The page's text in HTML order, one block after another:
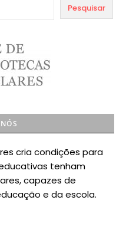
Pesquisar
cria condições para
tenham
capazes de
e da escola.